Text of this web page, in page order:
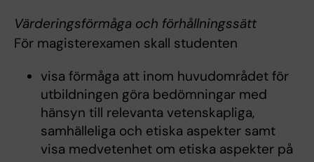
Värderingsförmåga och förhållningssätt
För magisterexamen skall studenten
visa förmåga att inom huvudområdet för
utbildningen göra bedömningar med
hänsyn till relevanta vetenskapliga,
samhälleliga och etiska aspekter samt
visa medvetenhet om etiska aspekter på